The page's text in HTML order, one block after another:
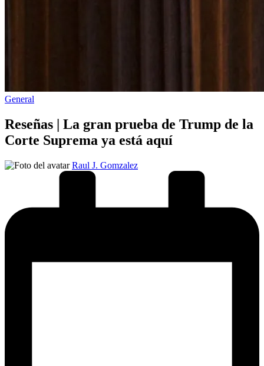
Publicado
General
Reseñas | La gran prueba de Trump de la
Corte Suprema ya está aquí
Publicado
Raul J. Gomzalez